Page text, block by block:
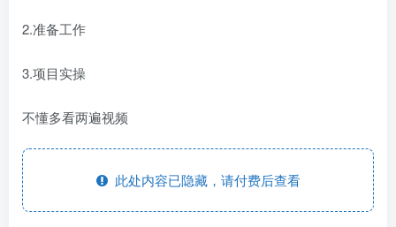
2.准备工作
3.项目实操
不懂多看两遍视频
此处内容已隐藏，请付费后查看